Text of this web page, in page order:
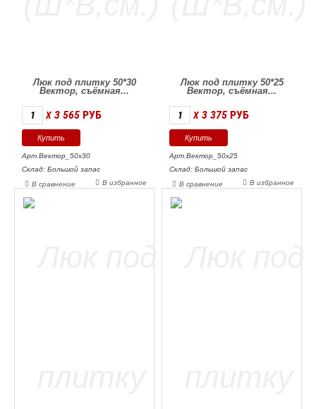
Люк под плитку 50*30
Вектор, съёмная...
X 3 565 РУБ
Арт.Вектор_50х30
Склад: Большой запас
В избранное
В сравнение
Люк под плитку 50*25
Вектор, съёмная...
X 3 375 РУБ
Арт.Вектор_50х25
Склад: Большой запас
В избранное
В сравнение